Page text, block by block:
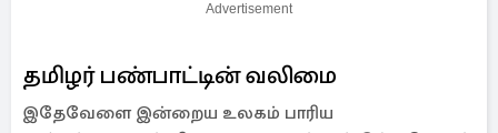
Advertisement
தமிழர் பண்பாட்டின் வலிமை
இதேவேளை இன்றைய உலகம் பாரிய